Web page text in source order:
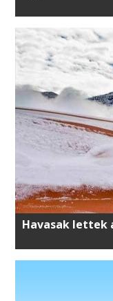
Havasak lettek